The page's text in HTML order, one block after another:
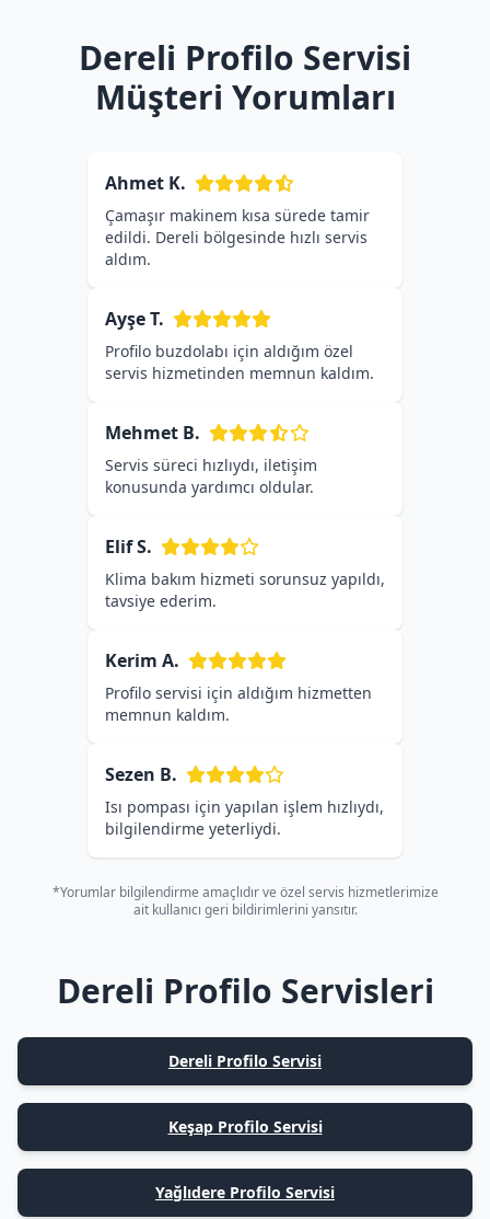
Dereli Profilo Servisi
Müşteri Yorumları
Ahmet K.
Çamaşır makinem kısa sürede tamir
edildi. Dereli bölgesinde hızlı servis
aldım.
Ayşe T.
Profilo buzdolabı için aldığım özel
servis hizmetinden memnun kaldım.
Mehmet B.
Servis süreci hızlıydı, iletişim
konusunda yardımcı oldular.
Elif S.
Klima bakım hizmeti sorunsuz yapıldı,
tavsiye ederim.
Kerim A.
Profilo servisi için aldığım hizmetten
memnun kaldım.
Sezen B.
Isı pompası için yapılan işlem hızlıydı,
bilgilendirme yeterliydi.
*Yorumlar bilgilendirme amaçlıdır ve özel servis hizmetlerimize
ait kullanıcı geri bildirimlerini yansıtır.
Dereli Profilo Servisleri
Dereli Profilo Servisi
Keşap Profilo Servisi
Yağlıdere Profilo Servisi